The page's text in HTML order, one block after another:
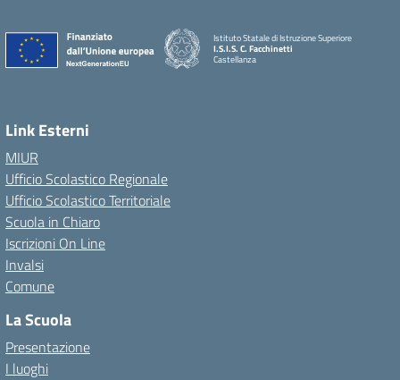
Istituto Statale di Istruzione Superiore
I.S.I.S. C. Facchinetti
Castellanza
Link Esterni
MIUR
Ufficio Scolastico Regionale
Ufficio Scolastico Territoriale
Scuola in Chiaro
Iscrizioni On Line
Invalsi
Comune
La Scuola
Presentazione
I luoghi